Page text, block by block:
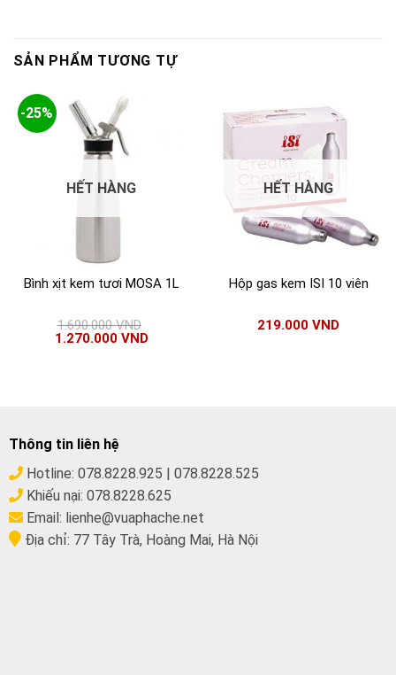
SẢN PHẨM TƯƠNG TỰ
-25%
HẾT HÀNG
Bình xịt kem tươi MOSA 1L
1.690.000VND
1.270.000 VND
HẾT HÀNG
Hộp gas kem ISI 10 viên
219.000 VND
Thông tin liên hệ
Hotline: 078.8228.925 | 078.8228.525
Khiếu nại: 078.8228.625
Email: lienhe@vuaphache.net
Địa chỉ: 77 Tây Trà, Hoàng Mai, Hà Nội